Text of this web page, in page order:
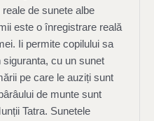
de sunete albe
este o înregistrare reală
Ii permite copilului sa
cu un sunet
pe care le auziți sunt
de munte sunt
Tatra. Sunetele